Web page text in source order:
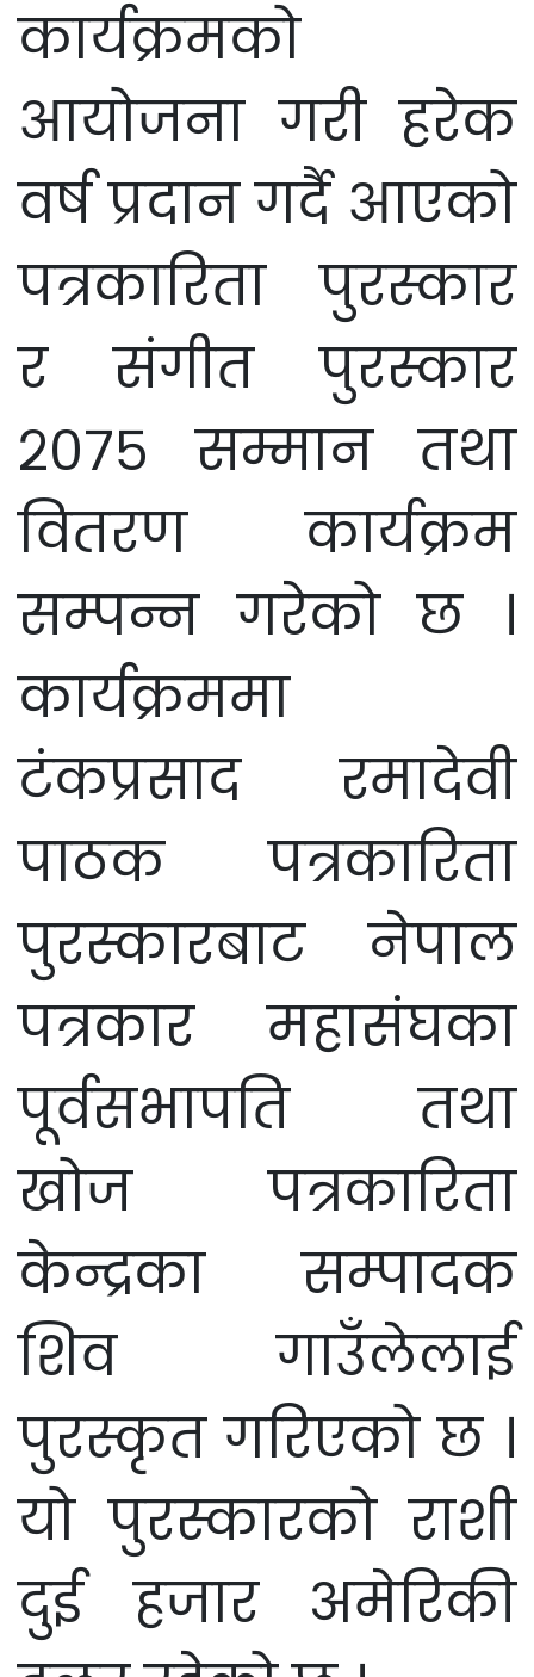
कार्यक्रमको
आयोजना गरी हरेक
वर्ष प्रदान गर्दै आएको
पत्रकारिता पुरस्कार
र संगीत पुरस्कार
२०७५ सम्मान तथा
वितरण कार्यक्रम
सम्पन्न गरेको छ ।
कार्यक्रममा
टंकप्रसाद रमादेवी
पाठक पत्रकारिता
पुरस्कारबाट नेपाल
पत्रकार महासंघका
पूर्वसभापति तथा
खोज पत्रकारिता
केन्द्रका सम्पादक
शिव गाउँलेलाई
पुरस्कृत गरिएको छ ।
यो पुरस्कारको राशी
दुई हजार अमेरिकी